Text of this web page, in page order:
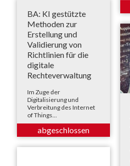
BA: KI gestützte
Methoden zur
Erstellung und
Validierung von
Richtlinien für die
digitale
Rechteverwaltung
Im Zuge der
Digitalisierung und
Verbreitung des Internet
of Things...